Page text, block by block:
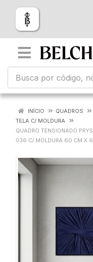
INÍCIO
QUADROS
TELA C/ MOLDURA
QUADRO TENSIONADO
036 C/ MOLDURA 60 CM X